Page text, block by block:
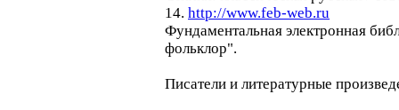
14. http://www.feb-web.ru
Фундаментальная электронная
фольклор".
Писатели и литературные